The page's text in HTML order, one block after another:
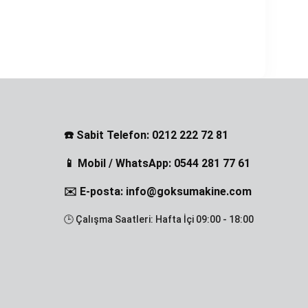
☎️ Sabit Telefon: 0212 222 72 81
📱 Mobil / WhatsApp: 0544 281 77 61
✉️ E-posta: info@goksumakine.com
🕒 Çalışma Saatleri: Hafta İçi 09:00 - 18:00